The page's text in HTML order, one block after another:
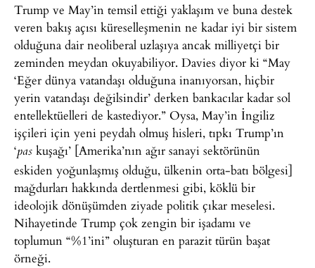
Trump ve May’in temsil ettiği yaklaşım ve buna destek
veren bakış açısı küreselleşmenin ne kadar iyi bir sistem
olduğuna dair neoliberal uzlaşıya ancak milliyetçi bir
zeminden meydan okuyabiliyor. Davies diyor ki “May
‘Eğer dünya vatandaşı olduğuna inanıyorsan, hiçbir
yerin vatandaşı değilsindir’ derken bankacılar kadar sol
entellektüelleri de kastediyor.” Oysa, May’in İngiliz
işçileri için yeni peydah olmuş hisleri, tıpkı Trump’ın
‘pas kuşağı’ [Amerika’nın ağır sanayi sektörünün
eskiden yoğunlaşmış olduğu, ülkenin orta-batı bölgesi]
mağdurları hakkında dertlenmesi gibi, köklü bir
ideolojik dönüşümden ziyade politik çıkar meselesi.
Nihayetinde Trump çok zengin bir işadamı ve
toplumun “%1’ini” oluşturan en parazit türün başat
örneği.